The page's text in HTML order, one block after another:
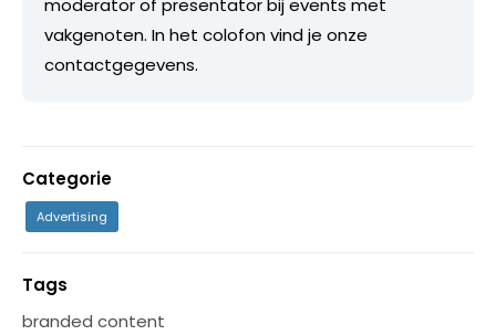
vakgenoten. In het colofon vind je onze
contactgegevens.
Categorie
Advertising
Tags
branded content